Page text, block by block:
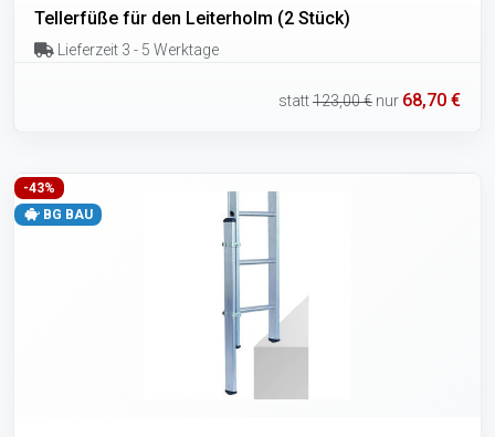
Tellerfüße für den Leiterholm (2 Stück)
Lieferzeit 3 - 5 Werktage
statt123,00 € nur 68,70 €
-43%
BG BAU